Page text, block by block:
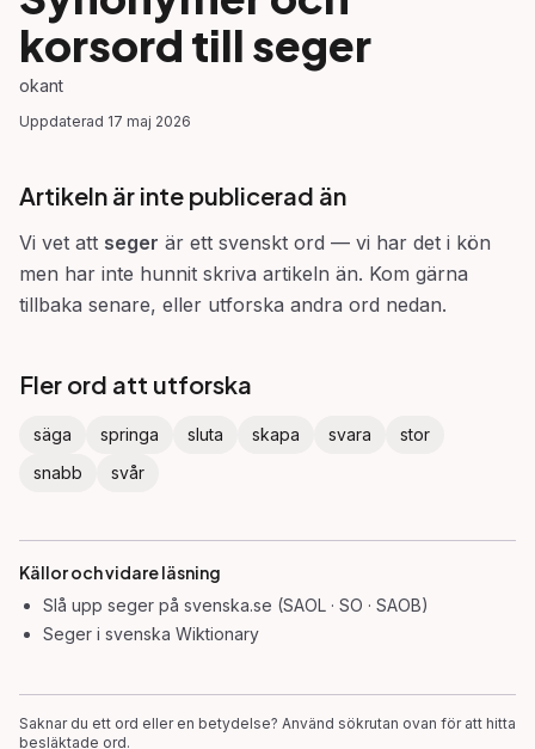
korsord till seger
okant
Uppdaterad 17 maj 2026
Artikeln är inte publicerad än
Vi vet att seger är ett svenskt ord — vi har det i kön
men har inte hunnit skriva artikeln än. Kom gärna
tillbaka senare, eller utforska andra ord nedan.
Fler ord att utforska
säga springa sluta skapa svara
stor
snabb
svår
Källor och vidare läsning
Slå upp seger på svenska.se (SAOL · SO · SAOB)
Seger i svenska Wiktionary
Saknar du ett ord eller en betydelse? Använd sökrutan ovan för att hitta
besläktade ord.